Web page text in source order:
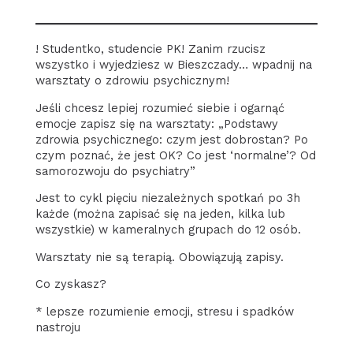
! Studentko, studencie PK! Zanim rzucisz
wszystko i wyjedziesz w Bieszczady… wpadnij na
warsztaty o zdrowiu psychicznym!
Jeśli chcesz lepiej rozumieć siebie i ogarnąć
emocje zapisz się na warsztaty: „Podstawy
zdrowia psychicznego: czym jest dobrostan? Po
czym poznać, że jest OK? Co jest ‘normalne’? Od
samorozwoju do psychiatry”
Jest to cykl pięciu niezależnych spotkań po 3h
każde (można zapisać się na jeden, kilka lub
wszystkie) w kameralnych grupach do 12 osób.
Warsztaty nie są terapią. Obowiązują zapisy.
Co zyskasz?
* lepsze rozumienie emocji, stresu i spadków
nastroju